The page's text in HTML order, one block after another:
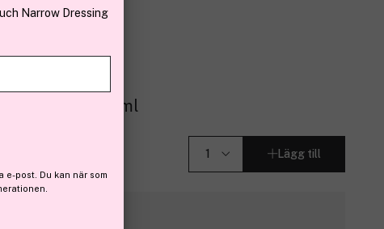
de Parfum 120ml
Lägg till
Narrow Dressing
e-post. Du kan när som